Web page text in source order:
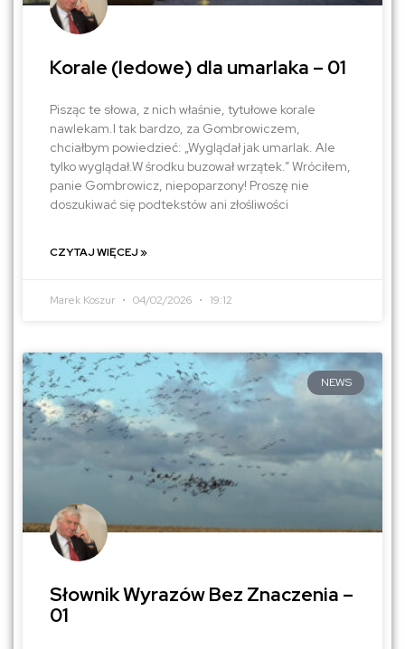
Korale (ledowe) dla umarlaka – 01
Pisząc te słowa, z nich właśnie, tytułowe korale
nawlekam.I tak bardzo, za Gombrowiczem,
chciałbym powiedzieć: „Wyglądał jak umarlak. Ale
tylko wyglądał.W środku buzował wrzątek.” Wróciłem,
panie Gombrowicz, niepoparzony! Proszę nie
doszukiwać się podtekstów ani złośliwości
CZYTAJ WIĘCEJ »
Marek Koszur 04/02/2026 19:12
NEWS
Słownik Wyrazów Bez Znaczenia –
01